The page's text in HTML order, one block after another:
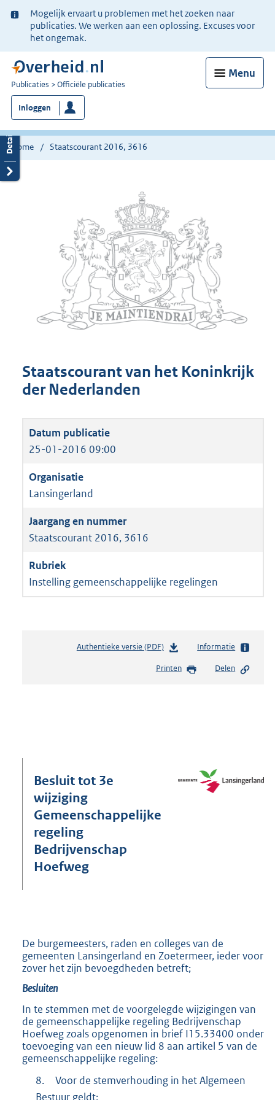
Ter
informatie:
Mogelijk ervaart u problemen met het zoeken naar
publicaties. We werken aan een oplossing. Excuses voor
het ongemak.
Menu
U
bent
nu
hier:
Publicaties Officiële publicaties
Inloggen
Home Staatscourant 2016, 3616
Staatscourant van het Koninkrijk
der Nederlanden
25-01-2016 09:00
Lansingerland
Staatscourant 2016, 3616
Instelling gemeenschappelijke regelingen
Authentieke versie (PDF)b
s
Informatie
Printen Delen
Besluit tot 3e
wijziging
Gemeenschappelijke
regeling
Bedrijvenschap
Hoefweg
De burgemeesters, raden en colleges van de
gemeenten Lansingerland en Zoetermeer, ieder voor
zover het zijn bevoegdheden betreft;
Besluiten
In te stemmen met de voorgelegde wijzigingen van
de gemeenschappelijke regeling Bedrijvenschap
Hoefweg zoals opgenomen in brief I15.33400 onder
toevoeging van een nieuw lid 8 aan artikel 5 van de
gemeenschappelijke regeling:
8.
Voor de stemverhouding in het Algemeen
Bestuur geldt: